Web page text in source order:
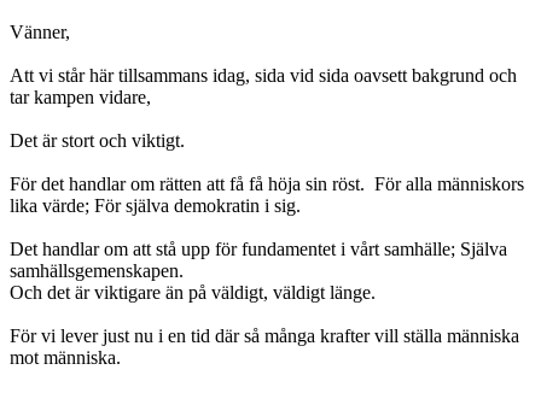
Vänner,
Att vi står här tillsammans idag, sida vid sida oavsett bakgrund och
tar kampen vidare,
Det är stort och viktigt.
För det handlar om rätten att få få höja sin röst. För alla människors
lika värde; För själva demokratin i sig.
Det handlar om att stå upp för fundamentet i vårt samhälle; Själva
samhällsgemenskapen.
Och det är viktigare än på väldigt, väldigt länge.
För vi lever just nu i en tid där så många krafter vill ställa människa
mot människa.